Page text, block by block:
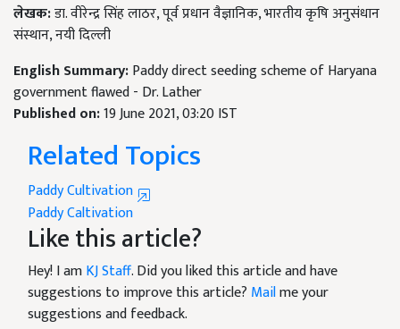
लेखक:डा. वीरेन्द्र सिंह लाठर, पूर्व प्रधान वैज्ञानिक, भारतीय कृषि अनुसंधान
संस्थान, नयी दिल्ली
English Summary:Paddy direct seeding scheme of Haryana
government flawed - Dr. Lather
Published on:19 June 2021, 03:20 IST
Related Topics
Paddy Cultivation
Paddy Caltivation
Like this article?
Hey! I amKJ Staff. Did you liked this article and have
suggestions to improve this article? Mailme your
suggestions and feedback.